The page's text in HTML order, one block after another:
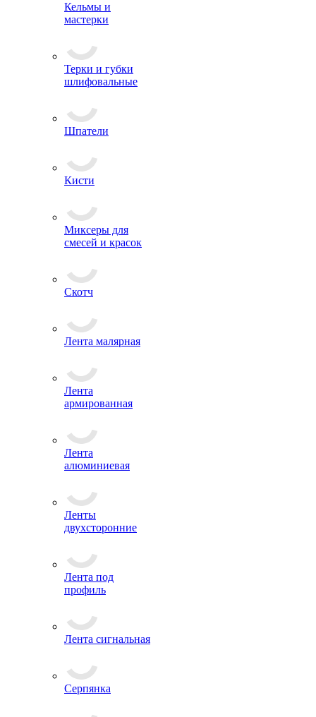
Гладилки
Кельмы и
мастерки
Терки и губки
Кисти
Миксеры для
Лента малярная
Лента
армированная
Лента
алюминиевая
Ленты
двухсторонние
Лента под